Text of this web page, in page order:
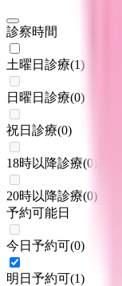
診察時間
土曜日診療(1)
日曜日診療(0)
祝日診療(0)
18時以降診療(0
20時以降診療(0)
予約可能日
今日予約可(0)
明日予約可(1)